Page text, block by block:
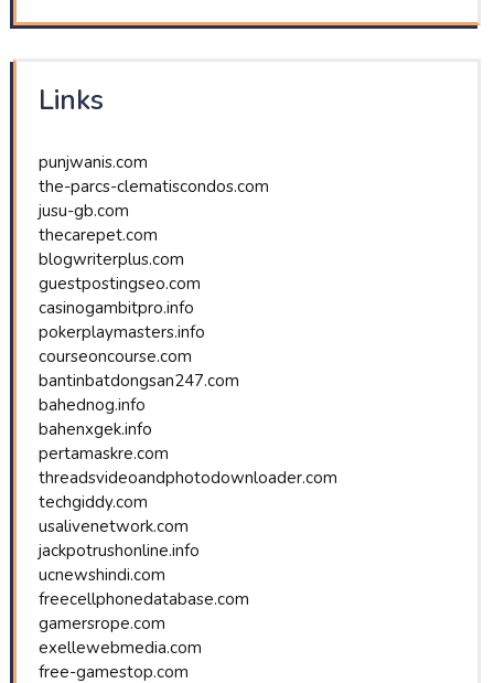
Links
punjwanis.com
the-parcs-clematiscondos.com
jusu-gb.com
thecarepet.com
blogwriterplus.com
guestpostingseo.com
casinogambitpro.info
pokerplaymasters.info
courseoncourse.com
bantinbatdongsan247.com
bahednog.info
bahenxgek.info
pertamaskre.com
threadsvideoandphotodownloader.com
techgiddy.com
usalivenetwork.com
jackpotrushonline.info
ucnewshindi.com
freecellphonedatabase.com
gamersrope.com
exellewebmedia.com
free-gamestop.com